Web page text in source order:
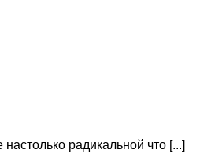
радикальной что [...]